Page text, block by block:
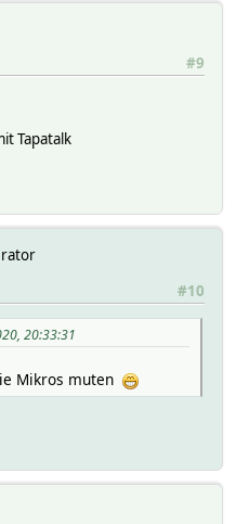
#9
Tapatalk
#10
20:33:31
Mikros muten